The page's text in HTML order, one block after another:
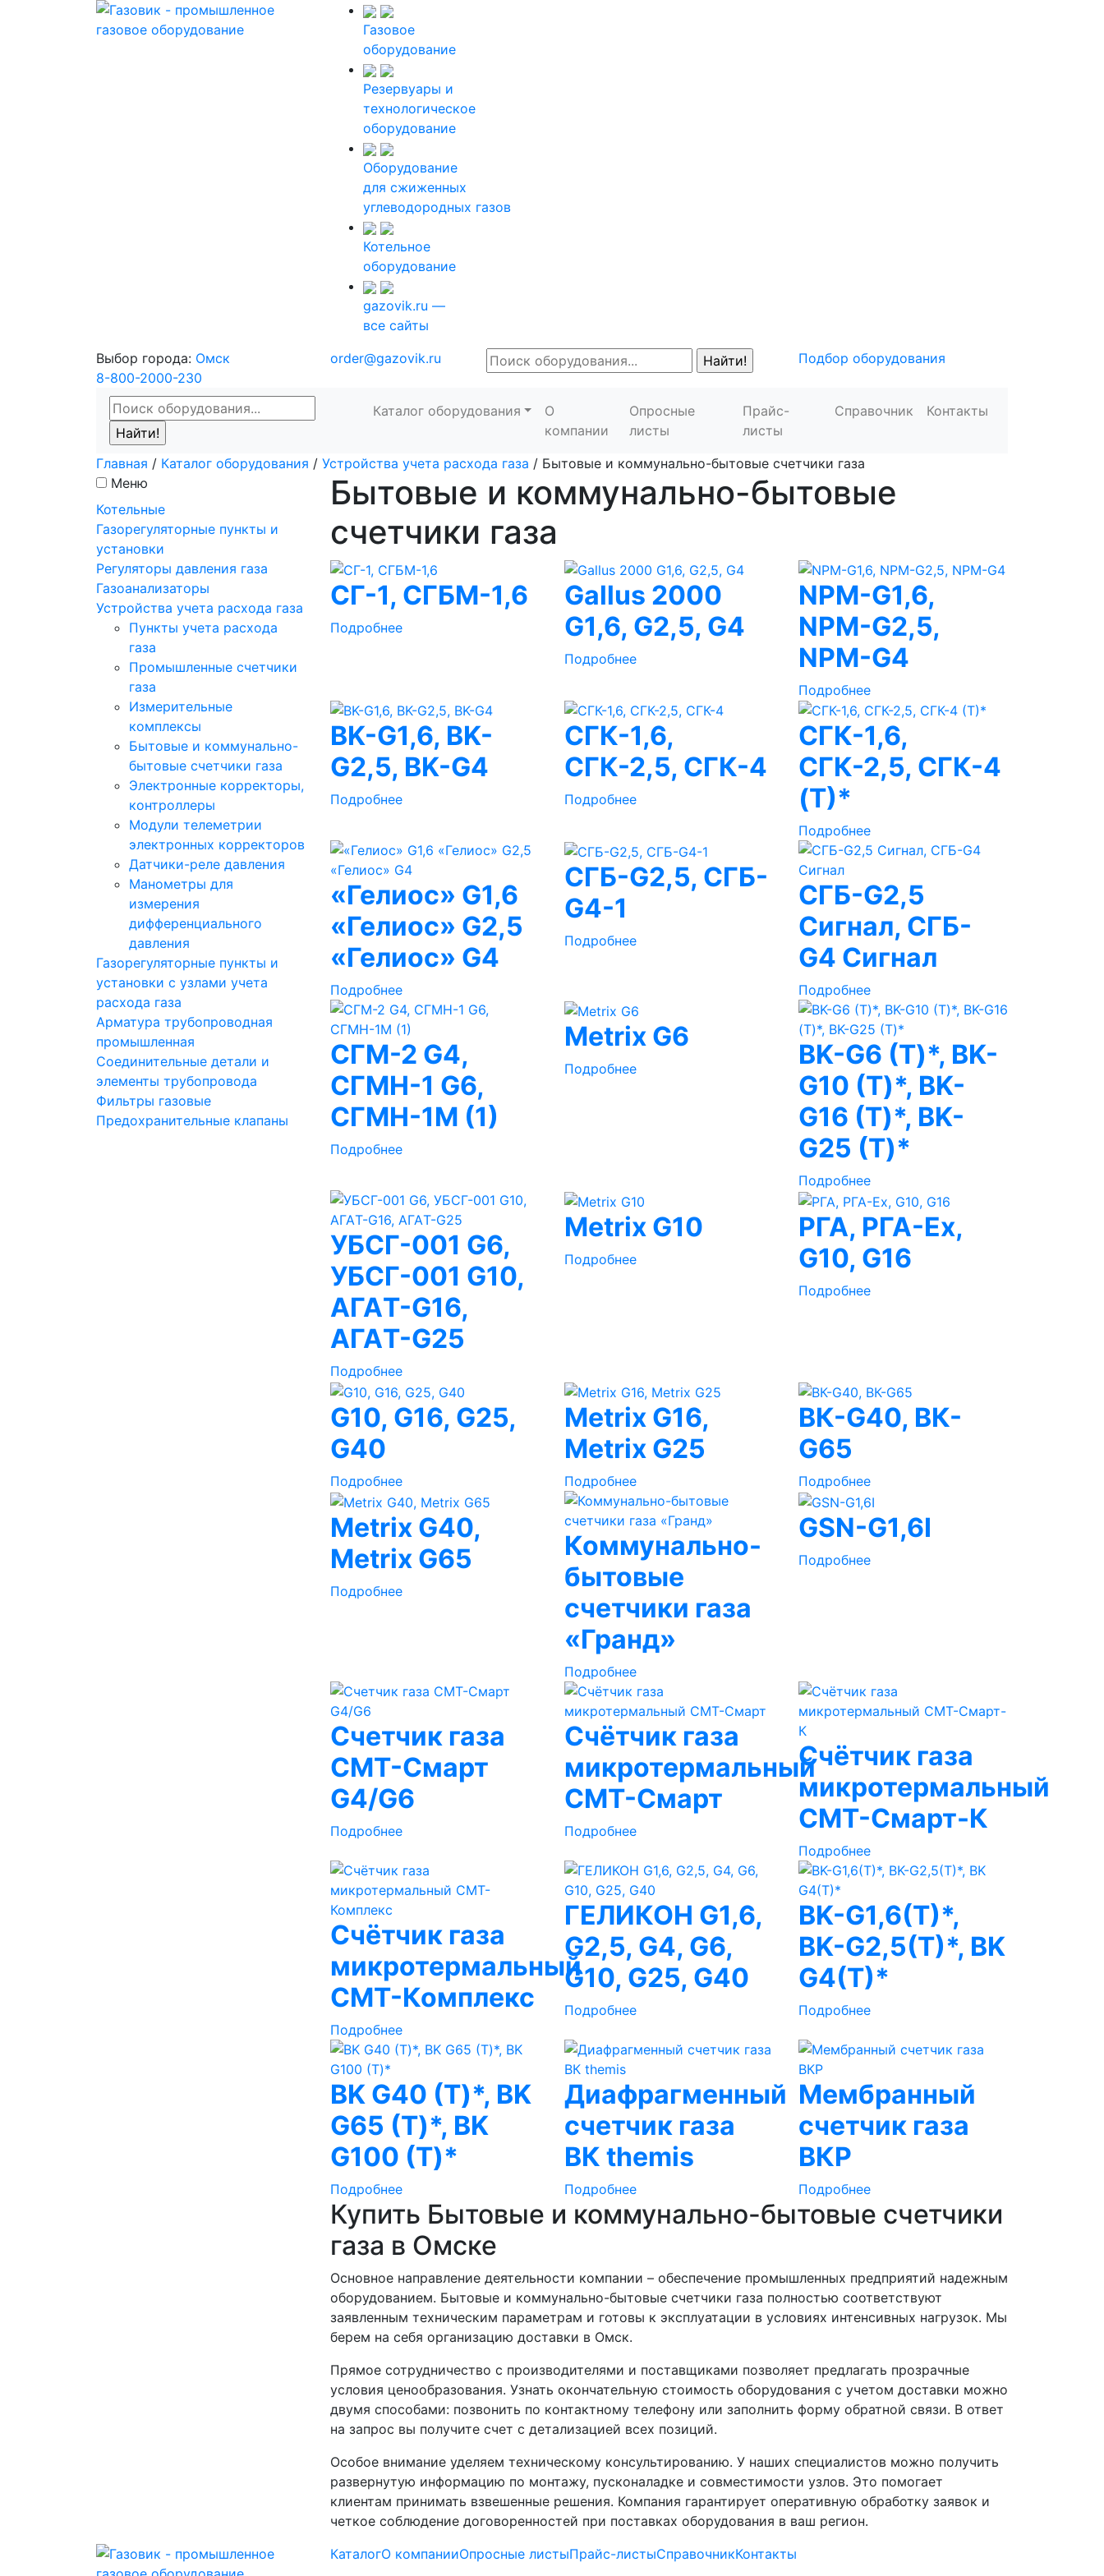
Газовое
оборудование
Резервуары и
технологическое
оборудование
Оборудование
для сжиженных
углеводородных газов
Котельное
оборудование
gazovik.ru —
все сайты
Выбор города: Омск
8-800-2000-230
order@gazovik.ru Подбор оборудования
Каталог оборудования
О
компании
Опросные
листы
Прайс-
листы
Справочник Контакты
Главная / Каталог оборудования / Устройства учета расхода газа / Бытовые и коммунально-бытовые счетчики газа
Меню
Котельные
Газорегуляторные пункты и
установки
Регуляторы давления газа
Газоанализаторы
Устройства учета расхода газа
Пункты учета расхода
газа
Промышленные счетчики
газа
Измерительные
комплексы
Бытовые и коммунально-
бытовые счетчики газа
Электронные корректоры,
контроллеры
Модули телеметрии
электронных корректоров
Датчики-реле давления
Манометры для
измерения
дифференциального
давления
Газорегуляторные пункты и
установки с узлами учета
расхода газа
Арматура трубопроводная
промышленная
Соединительные детали и
элементы трубопровода
Фильтры газовые
Предохранительные клапаны
Бытовые и коммунально-бытовые
счетчики газа
СГ-1, СГБМ-1,6
Подробнее
Gallus 2000
G1,6, G2,5, G4
Подробнее
NPM-G1,6,
NPM-G2,5,
NPM-G4
Подробнее
BK-G1,6, BK-
G2,5, BK-G4
Подробнее
СГК-1,6,
СГК-2,5, СГК-4
Подробнее
СГК-1,6,
СГК-2,5, СГК-4
(Т)*
Подробнее
«Гелиос» G1,6
«Гелиос» G2,5
«Гелиос» G4
Подробнее
СГБ-G2,5, СГБ-
G4-1
Подробнее
СГБ-G2,5
Сигнал, СГБ-
G4 Сигнал
Подробнее
СГМ-2 G4,
СГМН-1 G6,
СГМН-1М (1)
Подробнее
Metrix G6
Подробнее
BK-G6 (Т)*, BK-
G10 (Т)*, BK-
G16 (Т)*, BK-
G25 (Т)*
Подробнее
УБСГ-001 G6,
УБСГ-001 G10,
АГАT-G16,
АГАT-G25
Подробнее
Metrix G10
Подробнее
РГА, РГА-Ex,
G10, G16
Подробнее
G10, G16, G25,
G40
Подробнее
Metrix G16,
Metrix G25
Подробнее
ВК-G40, ВК-
G65
Подробнее
Metrix G40,
Metrix G65
Подробнее
Коммунально-
бытовые
счетчики газа
«Гранд»
Подробнее
GSN-G1,6I
Подробнее
Счетчик газа
СМТ-Смарт
G4/G6
Подробнее
Счётчик газа
микротермальный
СМТ-Смарт
Подробнее
Счётчик газа
микротермальный
СМТ-Смарт-К
Подробнее
Счётчик газа
микротермальный
СМТ-Комплекс
Подробнее
ГЕЛИКОН G1,6,
G2,5, G4, G6,
G10, G25, G40
Подробнее
BK-G1,6(T)*,
BK-G2,5(T)*, BK
G4(T)*
Подробнее
BK G40 (Т)*, BK
G65 (Т)*, BK
G100 (Т)*
Подробнее
Диафрагменный
счетчик газа
ВК themis
Подробнее
Мембранный
счетчик газа
ВКР
Подробнее
Купить Бытовые и коммунально-бытовые счетчики
газа в Омске
Основное направление деятельности компании – обеспечение промышленных предприятий надежным
оборудованием. Бытовые и коммунально-бытовые счетчики газа полностью соответствуют
заявленным техническим параметрам и готовы к эксплуатации в условиях интенсивных нагрузок. Мы
берем на себя организацию доставки в Омск.
Прямое сотрудничество с производителями и поставщиками позволяет предлагать прозрачные
условия ценообразования. Узнать окончательную стоимость оборудования с учетом доставки можно
двумя способами: позвонить по контактному телефону или заполнить форму обратной связи. В ответ
на запрос вы получите счет с детализацией всех позиций.
Особое внимание уделяем техническому консультированию. У наших специалистов можно получить
развернутую информацию по монтажу, пусконаладке и совместимости узлов. Это помогает
клиентам принимать взвешенные решения. Компания гарантирует оперативную обработку заявок и
четкое соблюдение договоренностей при поставках оборудования в ваш регион.
КаталогО компанииОпросные листыПрайс-листыСправочникКонтакты